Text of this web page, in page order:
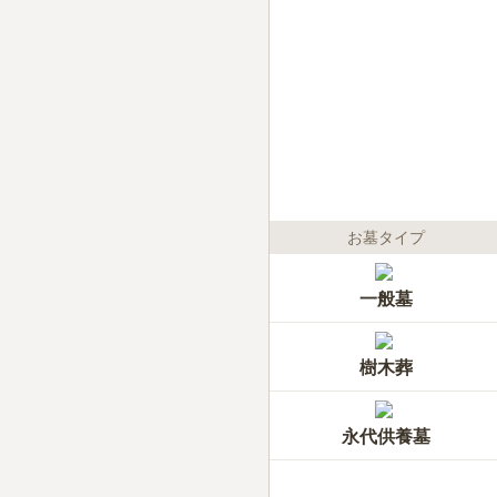
お墓タイプ
一般墓
樹木葬
永代供養墓